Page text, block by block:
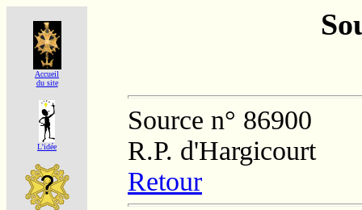
Accueil
du site
L'idée
Source n° 86900
R.P. d'Hargicourt
Retour